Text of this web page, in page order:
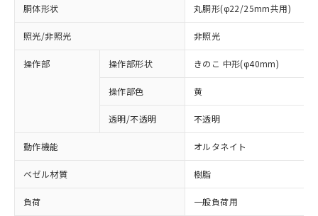
胴体形状 丸胴形(φ22/25mm共用)
照光/非照光 非照光
操作部 操作部形状 きのこ 中形(φ40mm)
操作部色 黄
透明/不透明 不透明
動作機能 オルタネイト
ベゼル材質 樹脂
負荷 一般負荷用